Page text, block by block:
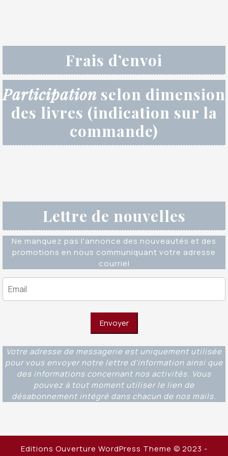
Frais d’envoi
Participation selon dimension
des livres (indication sur la
commande)
Lettre de nouvelles
Ne manquez pas l'annonce des nouveautés et des
promotions en nous communiquant votre adresse
courriel
Votre adresse de messagerie est uniquement utilisée
pour vous envoyer notre lettre d'information ainsi que
des informations concernant nos activités. Vous
pouvez à tout moment utiliser le lien de
désabonnement intégré dans chacun de nos mails.
Editions Ouverture WordPress Theme © 2023 -